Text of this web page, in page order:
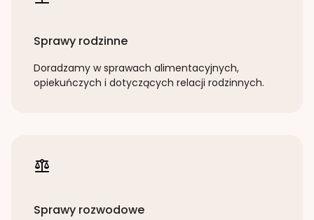
Sprawy rodzinne
Doradzamy w sprawach alimentacyjnych,
opiekuńczych i dotyczących relacji rodzinnych.
Sprawy rozwodowe